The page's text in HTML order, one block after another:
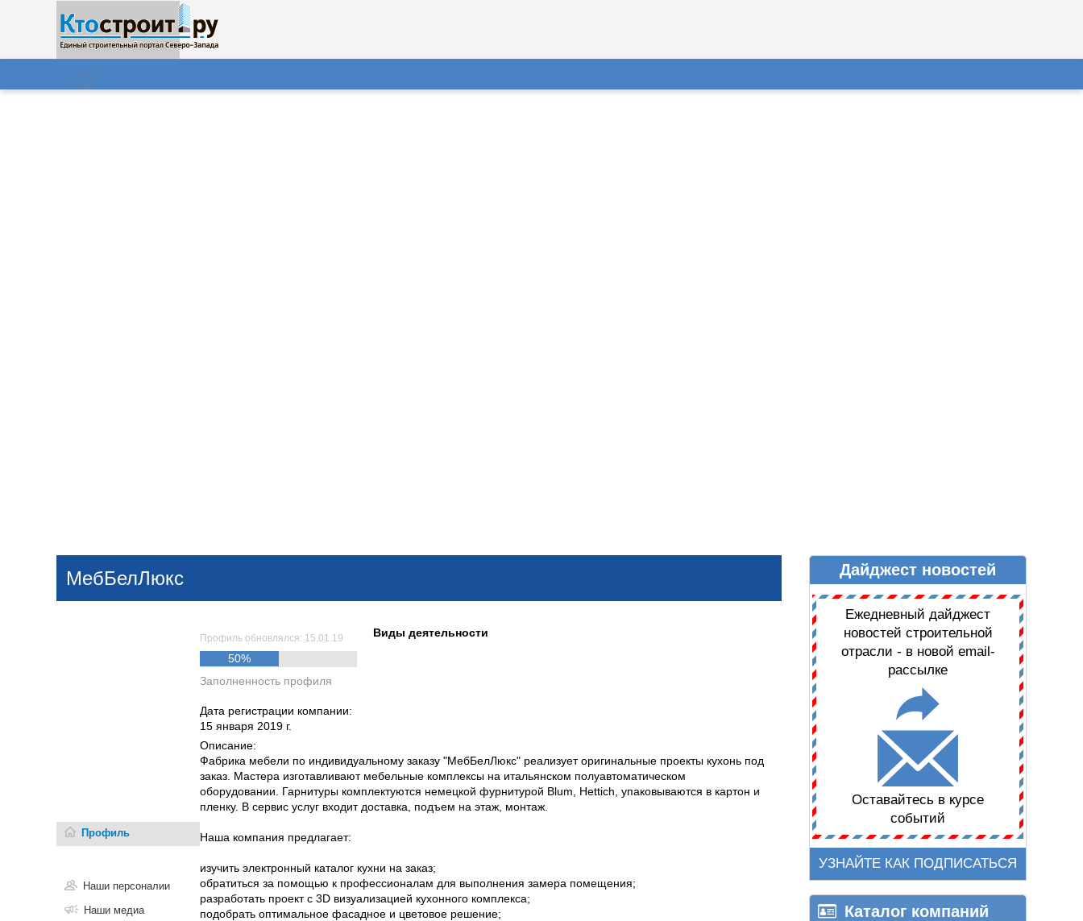
Поиск
НОВОСТИ ДАЙДЖЕСТ НОВОСТЕЙ
МебБелЛюкс
Профиль
Наши персоналии
Наши медиа
Профиль обновлялся: 15.01.19
50%
Заполненность профиля
Виды деятельности
Дата регистрации компании:
15 января 2019 г.
Описание:
Фабрика мебели по индивидуальному заказу "МебБелЛюкс" реализует оригинальные проекты кухонь под
заказ. Мастера изготавливают мебельные комплексы на итальянском полуавтоматическом
оборудовании. Гарнитуры комплектуются немецкой фурнитурой Blum, Hettich, упаковываются в картон и
пленку. В сервис услуг входит доставка, подъем на этаж, монтаж.
Наша компания предлагает:
изучить электронный каталог кухни на заказ;
обратиться за помощью к профессионалам для выполнения замера помещения;
разработать проект с 3D визуализацией кухонного комплекса;
подобрать оптимальное фасадное и цветовое решение;
Дайджест новостей
Ежедневный дайджест
новостей строительной
отрасли - в новой email-
рассылке
Оставайтесь в курсе
событий
УЗНАЙТЕ КАК ПОДПИСАТЬСЯ
Каталог компаний